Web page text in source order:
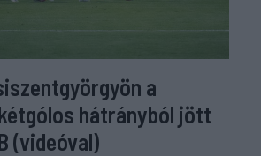
a
hátrányból jött
(videóval)